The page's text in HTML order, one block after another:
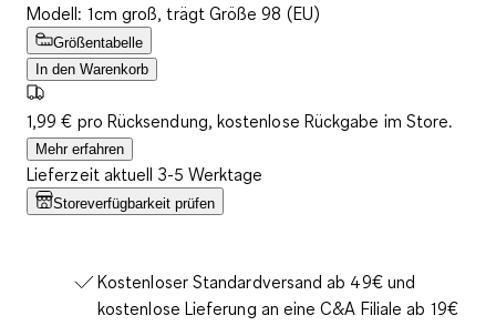
Modell: 1cm groß, trägt Größe 98 (EU)
Größentabelle
In den Warenkorb
1,99 € pro Rücksendung, kostenlose Rückgabe im Store.
Mehr erfahren
Lieferzeit aktuell 3-5 Werktage
Storeverfügbarkeit prüfen
Kostenloser Standardversand ab 49€ und
kostenlose Lieferung an eine C&A Filiale ab 19€